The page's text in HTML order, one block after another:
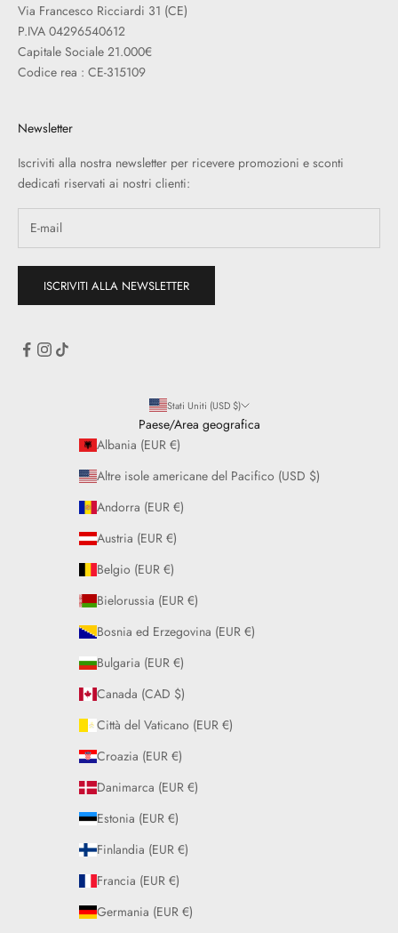
Via Francesco Ricciardi 31 (CE)
P.IVA 04296540612
Capitale Sociale 21.000€
Codice rea : CE-315109
Newsletter
Iscriviti alla nostra newsletter per ricevere promozioni e sconti
dedicati riservati ai nostri clienti:
ISCRIVITI ALLA NEWSLETTER
Stati Uniti (USD $)
Paese/Area geografica
Albania (EUR €)
Altre isole americane del Pacifico (USD $)
Andorra (EUR €)
Austria (EUR €)
Belgio (EUR €)
Bielorussia (EUR €)
Bosnia ed Erzegovina (EUR €)
Bulgaria (EUR €)
Canada (CAD $)
Città del Vaticano (EUR €)
Croazia (EUR €)
Danimarca (EUR €)
Estonia (EUR €)
Finlandia (EUR €)
Francia (EUR €)
Germania (EUR €)